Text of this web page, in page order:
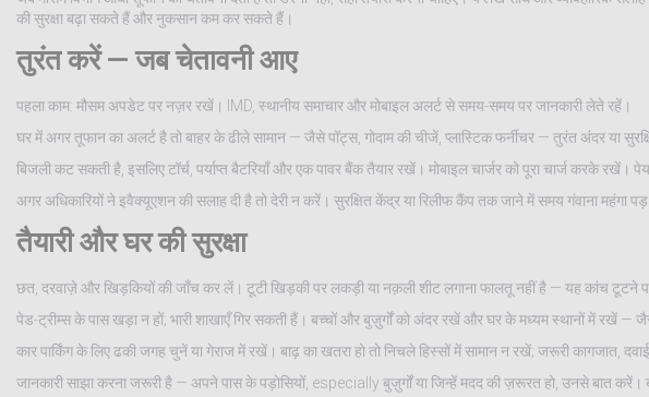
की सुरक्षा बढ़ा सकते हैं और नुकसान कम कर सकते हैं।
तुरंत करें — जब चेतावनी आए
पहला काम: मौसम अपडेट पर नज़र रखें। IMD, स्थानीय समाचार और मोबाइल अलर्ट से समय-समय पर जानकारी लेते रहें।
घर में अगर तूफान का अलर्ट है तो बाहर के ढीले सामान — जैसे पॉट्स, गोदाम की चीजें, प्लास्टिक फर्नीचर — तुरंत अंदर या
बिजली कट सकती है, इसलिए टॉर्च, पर्याप्त बैटरियाँ और एक पावर बैंक तैयार रखें। मोबाइल चार्जर को पूरा चार्ज करके
अगर अधिकारियों ने इवैक्यूएशन की सलाह दी है तो देरी न करें। सुरक्षित केंद्र या रिलीफ कैंप तक जाने में समय गंवाना महंगा
तैयारी और घर की सुरक्षा
छत, दरवाज़े और खिड़कियों की जाँच कर लें। टूटी खिड़की पर लकड़ी या नक़ली शीट लगाना फालतू नहीं है — यह कांच टूटने
पेड-ट्रीम्स के पास खड़ा न हों; भारी शाखाएँ गिर सकती हैं। बच्चों और बुज़ुर्गों को अंदर रखें और घर के मध्यम स्थानों में रखें —
कार पार्किंग के लिए ढकी जगह चुनें या गेराज में रखें। बाढ़ का खतरा हो तो निचले हिस्सों में सामान न रखें; जरूरी कागजात,
जानकारी साझा करना जरूरी है — अपने पास के पड़ोसियों, especially बुज़ुर्गों या जिन्हें मदद की ज़रूरत हो, उनसे बात करें।